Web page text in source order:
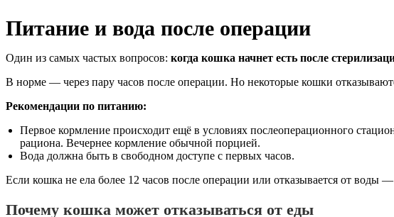
Питание и вода после операции
Один из самых частых вопросов: когда кошка начнет есть после
В норме — через пару часов после операции. Но некоторые кошки
Рекомендации по питанию:
Первое кормление происходит ещё в условиях послеоперационного
рациона. Вечернее кормление обычной порцией.
Вода должна быть в свободном доступе с первых часов.
Если кошка не ела более 12 часов после операции или отказывается от
Почему кошка может отказываться от еды